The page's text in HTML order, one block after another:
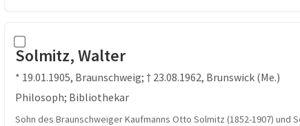
Solmitz, Walter
* 19.01.1905, Braunschweig; † 23.08.1962, Brunswick (Me.)
Philosoph; Bibliothekar
Sohn des Braunschweiger Kaufmanns Otto Solmitz (1852-1907)